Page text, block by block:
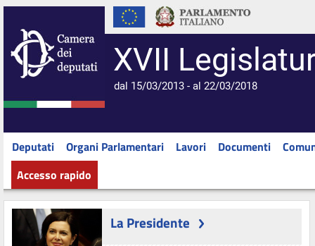
XVII
dal 15/03/2013 - al 22/03/2018
Deputati Organi Parlamentari Lavori Documenti
Accesso rapido
La Presidente